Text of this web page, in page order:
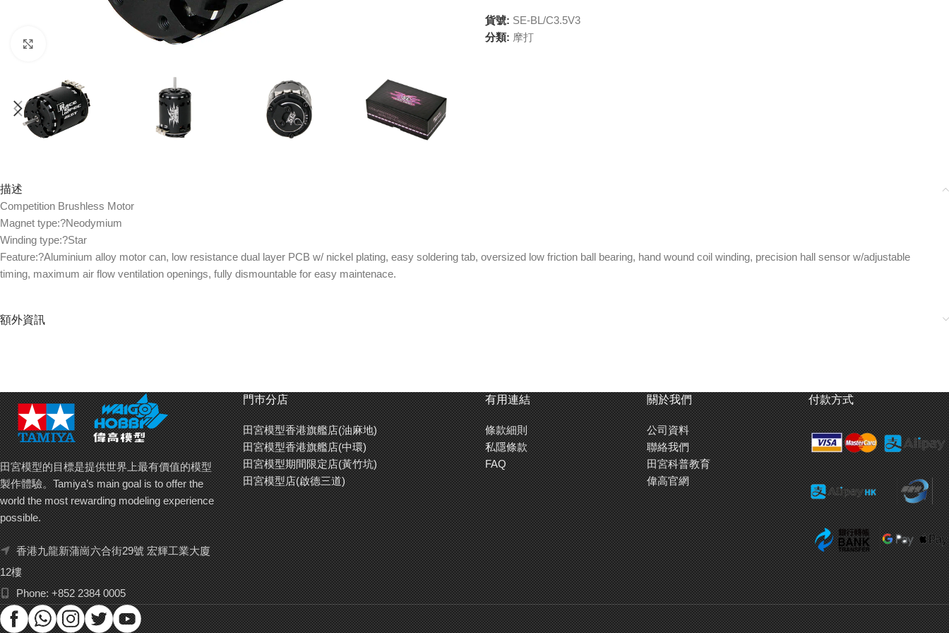
貨號: SE-BL/C3.5V3
分類: 摩打
描述
Competition Brushless Motor
Magnet type:?Neodymium
Winding type:?Star
Feature:?Aluminium alloy motor can, low resistance dual layer PCB w/ nickel plating, easy soldering tab, oversized low friction ball bearing, hand wound coil winding, precision hall sensor w/adjustable
timing, maximum air flow ventilation openings, fully dismountable for easy maintenace.
額外資訊
田宮模型的目標是提供世界上最有價值的模型
製作體驗。Tamiya’s main goal is to offer the
world the most rewarding modeling experience
possible.
香港九龍新蒲崗六合街29號 宏輝工業大廈
12樓
Phone: +852 2384 0005
門巿分店
田宮模型香港旗艦店(油麻地)
田宮模型香港旗艦店(中環)
田宮模型期間限定店(黃竹坑)
田宮模型店(啟德三道)
有用連結
條款細則
私隱條款
FAQ
關於我們
公司資料
聯絡我們
田宮科普教育
偉高官網
付款方式